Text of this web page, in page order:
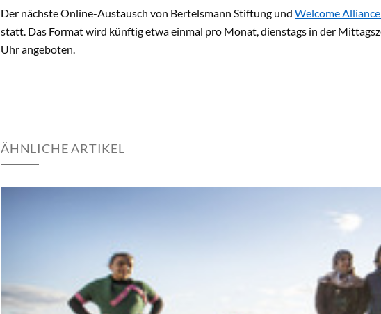
Der nächste Online-Austausch von Bertelsmann Stiftung und Welcome
statt. Das Format wird künftig etwa einmal pro Monat, dienstags in der
Uhr angeboten.
ÄHNLICHE ARTIKEL